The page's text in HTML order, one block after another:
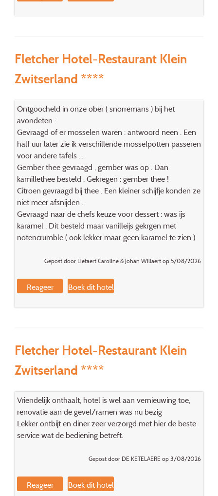
Fletcher Hotel-Restaurant Klein
Zwitserland ****
Ontgoocheld in onze ober ( snorremans ) bij het
avondeten :
Gevraagd of er mosselen waren : antwoord neen . Een
half uur later zie ik verschillende mosselpotten passeren
voor andere tafels ....
Gember thee gevraagd , gember was op . Dan
kamillethee besteld . Gekregen : gember thee !
Citroen gevraagd bij thee . Een kleiner schijfje konden ze
niet meer afsnijden .
Gevraagd naar de chefs keuze voor dessert : was ijs
karamel . Dit besteld maar vanilleijs gekrgen met
notencrumble ( ook lekker maar geen karamel te zien )
Gepost door Lietaert Caroline & Johan Willaert op 5/08/2026
Reageer Boek dit hotel
Fletcher Hotel-Restaurant Klein
Zwitserland ****
Vriendelijk onthaalt, hotel is wel aan vernieuwing toe,
renovatie aan de gevel/ramen was nu bezig
Lekker ontbijt en diner zeer verzorgd met hier de beste
service wat de bediening betreft.
Gepost door DE KETELAERE op 3/08/2026
Reageer Boek dit hotel